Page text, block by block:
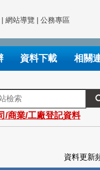
| 網站導覽 | 公務專區
資料下載 相關
/商業/工廠登記資料
資料更新